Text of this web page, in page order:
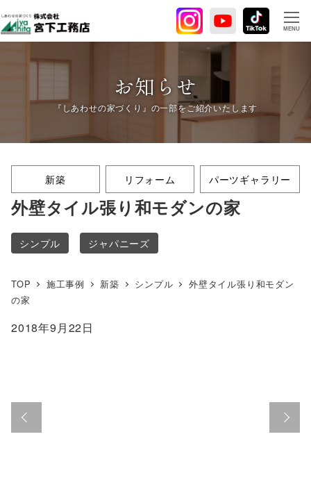
イ
ン
へ
MENU
お知らせ
新築 リフォーム パーツギャラリー
外壁タイル張り和モダンの家
シンプル ジャパニーズ
TOP 施工事例 新築 シンプル
外壁タイル張り和モダン
の家
2018年9月22日